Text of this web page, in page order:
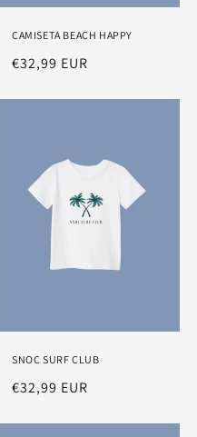
CAMISETA BEACH HAPPY
Precio
€32,99 EUR
SNOC SURF CLUB
Precio
€32,99 EUR